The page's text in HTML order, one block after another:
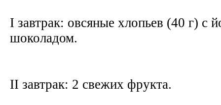
I завтрак: овсяные хлопьев (40 г) с
шоколадом.
II завтрак: 2 свежих фрукта.